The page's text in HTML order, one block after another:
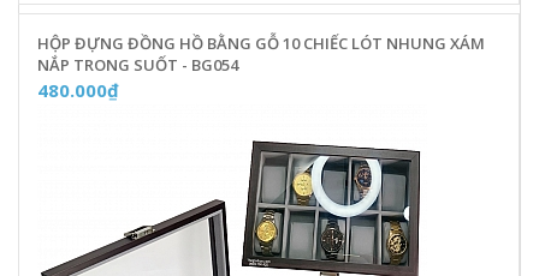
HỘP ĐỰNG ĐỒNG HỒ BẰNG GỖ 10 CHIẾC LÓT NHUNG XÁM
NẮP TRONG SUỐT - BG054
480.000₫